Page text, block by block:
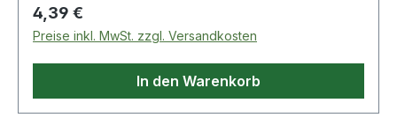
Regulärer Preis:
4,39 €
Preise inkl. MwSt. zzgl. Versandkosten
In den Warenkorb